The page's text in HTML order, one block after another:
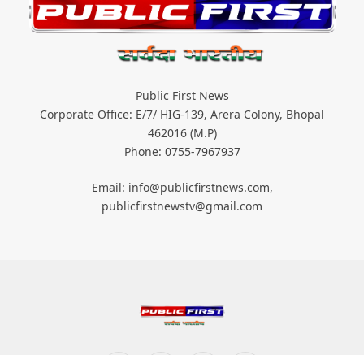
Public First News
Corporate Office: E/7/ HIG-139, Arera Colony, Bhopal
462016 (M.P)
Phone: 0755-7967937
Email: info@publicfirstnews.com,
publicfirstnewstv@gmail.com